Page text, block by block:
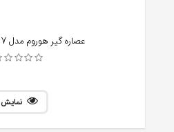
عصاره گیر هوروم مدل Hurom H37
نمایش